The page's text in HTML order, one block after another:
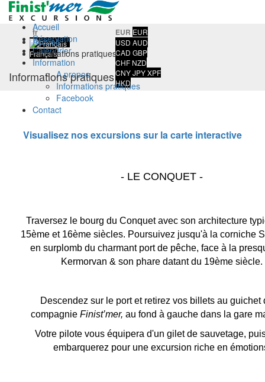
fr
Français
EUR EUR
USD AUD
CAD GBP
CHF NZD
CNYJPYXPF
HKD
Accueil
Réservation
Calendrier
Information
A propos
Informations pratiques
Facebook
Contact
Accueil/
Informations pratiques
Informations pratiques
Visualisez nos excursions sur la carte interactive
- LE CONQUET -
Traversez le bourg du Conquet avec son architecture
15ème et 16ème siècles. Poursuivez jusqu'à la corniche
en surplomb du charmant port de pêche, face à la
Kermorvan & son phare datant du 19ème siècle.
Descendez sur le port et retirez vos billets au guichet
compagnie Finist’mer, au fond à gauche dans la gare
Votre pilote vous équipera d'un gilet de sauvetage,
embarquerez pour une excursion riche en